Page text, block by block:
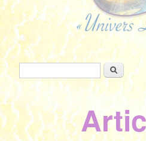
Formulaire de recherche
Rechercher